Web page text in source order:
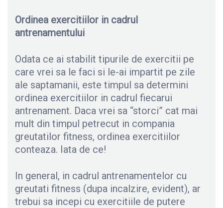
Ordinea exercitiilor in cadrul
antrenamentului
Odata ce ai stabilit tipurile de exercitii pe
care vrei sa le faci si le-ai impartit pe zile
ale saptamanii, este timpul sa determini
ordinea exercitiilor in cadrul fiecarui
antrenament. Daca vrei sa “storci” cat mai
mult din timpul petrecut in compania
greutatilor fitness, ordinea exercitiilor
conteaza. Iata de ce!
In general, in cadrul antrenamentelor cu
greutati fitness (dupa incalzire, evident), ar
trebui sa incepi cu exercitiile de putere